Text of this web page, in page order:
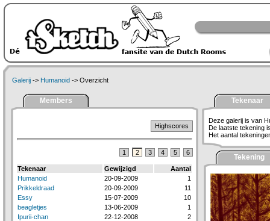
Galerij -> Humanoid -> Overzicht
Members
Highscores
1 2 3 4 5 6
Tekenaar Gewijzigd
Aantal
Humanoid
20-09-2009
1
Prikkeldraad
20-09-2009
11
Essy
15-07-2009
10
beagletjes
13-06-2009
1
Ipurii-chan
22-12-2008
2
Tekenaar
Deze galerij is van
De laatste tekening
Het aantal
Tekening